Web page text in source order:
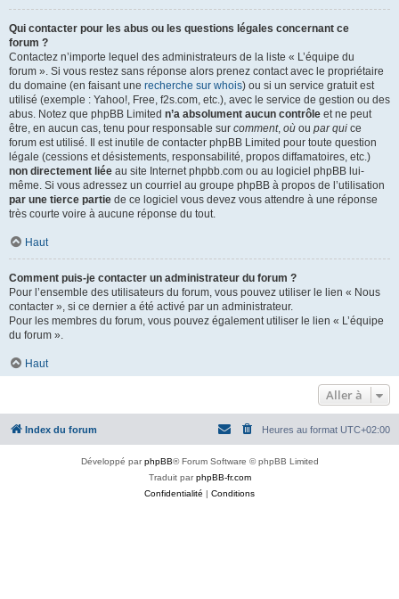
Qui contacter pour les abus ou les questions légales concernant ce
forum ?
Contactez n’importe lequel des administrateurs de la liste « L’équipe du
forum ». Si vous restez sans réponse alors prenez contact avec le propriétaire
du domaine (en faisant une recherche sur whois) ou si un service gratuit est
utilisé (exemple : Yahoo!, Free, f2s.com, etc.), avec le service de gestion ou des
abus. Notez que phpBB Limited n’a absolument aucun contrôle et ne peut
être, en aucun cas, tenu pour responsable sur comment, où ou par qui ce
forum est utilisé. Il est inutile de contacter phpBB Limited pour toute question
légale (cessions et désistements, responsabilité, propos diffamatoires, etc.)
non directement liée au site Internet phpbb.com ou au logiciel phpBB lui-
même. Si vous adressez un courriel au groupe phpBB à propos de l’utilisation
par une tierce partie de ce logiciel vous devez vous attendre à une réponse
très courte voire à aucune réponse du tout.
Haut
Comment puis-je contacter un administrateur du forum ?
Pour l’ensemble des utilisateurs du forum, vous pouvez utiliser le lien « Nous
contacter », si ce dernier a été activé par un administrateur.
Pour les membres du forum, vous pouvez également utiliser le lien « L’équipe
du forum ».
Haut
Aller à
Index du forum Heures au format UTC+02:00
Développé parphpBB® Forum Software © phpBB Limited
Traduit parphpBB-fr.com
Confidentialité | Conditions